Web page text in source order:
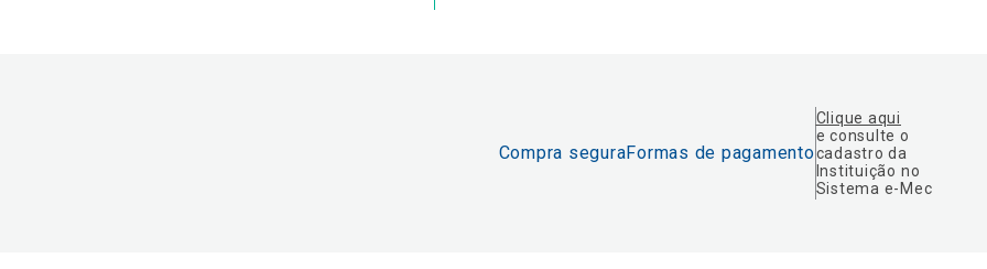
Compra seguraFormas de pagamento
Clique aqui
e consulte o
cadastro da
Instituição no
Sistema e-Mec